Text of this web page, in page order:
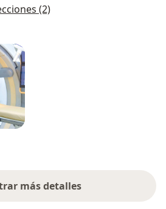
(2)
más detalles
sobre la experiencia